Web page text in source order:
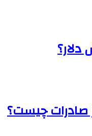
صادرات چیست؟